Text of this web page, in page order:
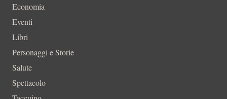
Economia
Eventi
Libri
Personaggi e Storie
Salute
Spettacolo